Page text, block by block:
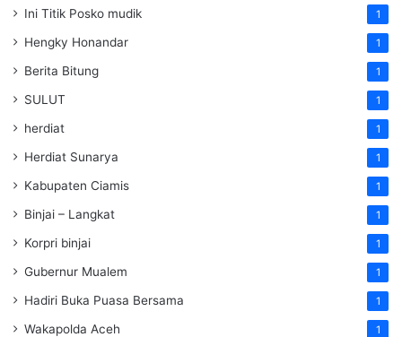
Ini Titik Posko mudik 1
Hengky Honandar 1
Berita Bitung 1
SULUT 1
herdiat 1
Herdiat Sunarya 1
Kabupaten Ciamis 1
Binjai – Langkat 1
Korpri binjai 1
Gubernur Mualem 1
Hadiri Buka Puasa Bersama 1
Wakapolda Aceh 1